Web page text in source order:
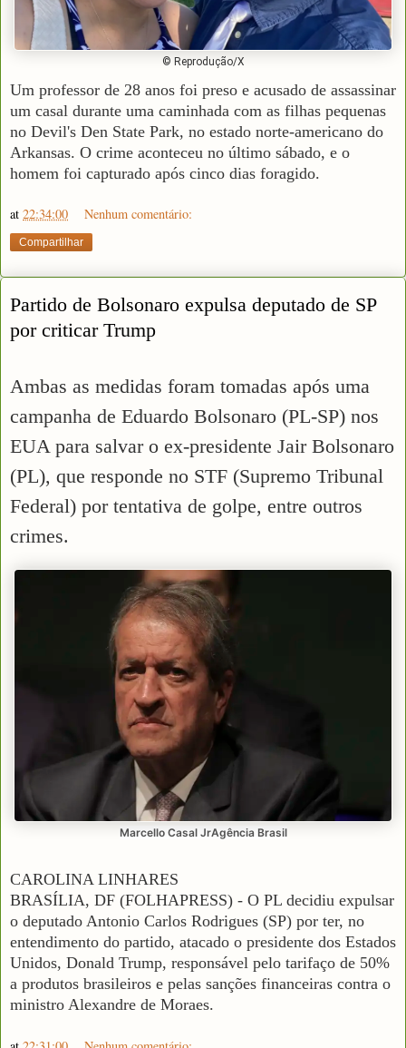
© Reprodução/X
Um professor de 28 anos foi preso e acusado de assassinar
um casal durante uma caminhada com as filhas pequenas
no Devil's Den State Park, no estado norte-americano do
Arkansas. O crime aconteceu no último sábado, e o
homem foi capturado após cinco dias foragido.
at 22:34:00 Nenhum comentário:
Compartilhar
Partido de Bolsonaro expulsa deputado de SP
por criticar Trump
Ambas as medidas foram tomadas após uma
campanha de Eduardo Bolsonaro (PL-SP) nos
EUA para salvar o ex-presidente Jair Bolsonaro
(PL), que responde no STF (Supremo Tribunal
Federal) por tentativa de golpe, entre outros
crimes.
Marcello Casal JrAgência Brasil
CAROLINA LINHARES
BRASÍLIA, DF (FOLHAPRESS) - O PL decidiu expulsar
o deputado Antonio Carlos Rodrigues (SP) por ter, no
entendimento do partido, atacado o presidente dos Estados
Unidos, Donald Trump, responsável pelo tarifaço de 50%
a produtos brasileiros e pelas sanções financeiras contra o
ministro Alexandre de Moraes.